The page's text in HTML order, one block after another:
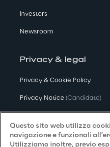
Investors
Newsroom
Privacy & legal
Privacy & Cookie Policy
Privacy Notice (Candidato)
Privacy Notice(Fornitore)
Questo sito web utilizza
navigazione e funzionali
Utilizziamo inoltre, previo